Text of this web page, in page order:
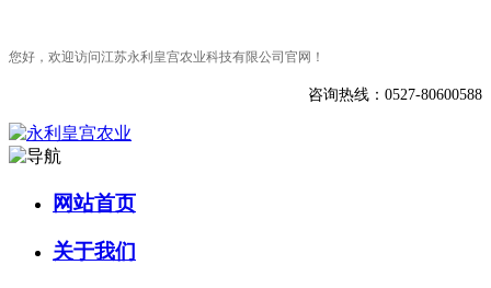
您好，欢迎访问江苏永利皇宫农业科技有限公司官网！
咨询热线：0527-80600588
网站首页
关于我们